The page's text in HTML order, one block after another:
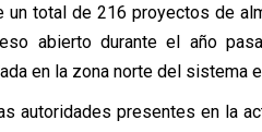
un total de 216 proyectos de
abierto durante el año
en la zona norte del sistema
autoridades presentes en la